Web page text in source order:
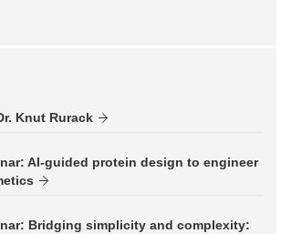
Knut Rurack
AI-guided protein design to engineer
Bridging simplicity and complexity: